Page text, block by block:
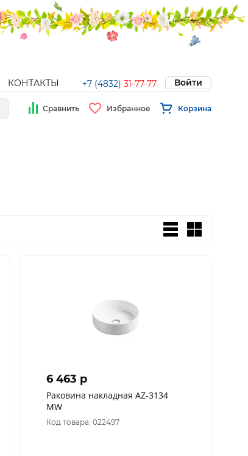
КОНТАКТЫ +7 (4832) 31-77-77 Войти
Сравнить Избранное Корзина
6 463 p
Раковина накладная AZ-3134
MW
Код товара: 022497